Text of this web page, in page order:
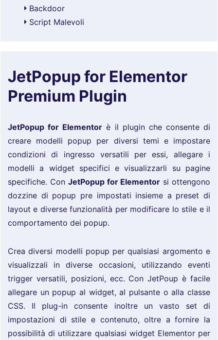
Backdoor
Script Malevoli
JetPopup for Elementor
Premium Plugin
JetPopup for Elementor è il plugin che consente di
creare modelli popup per diversi temi e impostare
condizioni di ingresso versatili per essi, allegare i
modelli a widget specifici e visualizzarli su pagine
specifiche. Con JetPopup for Elementor si ottengono
dozzine di popup pre impostati insieme a preset di
layout e diverse funzionalità per modificare lo stile e il
comportamento dei popup.
Crea diversi modelli popup per qualsiasi argomento e
visualizzali in diverse occasioni, utilizzando eventi
trigger versatili, posizioni, ecc. Con JetPoup è facile
allegare un popup al widget, al pulsante o alla classe
CSS. Il plug-in consente inoltre un vasto set di
impostazioni di stile e contenuto, oltre a fornire la
possibilità di utilizzare qualsiasi widget Elementor per